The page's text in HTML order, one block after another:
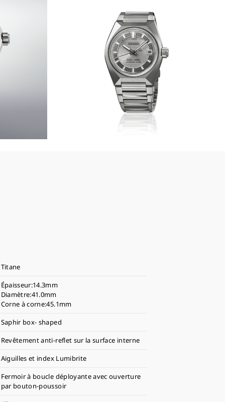
Titane
Épaisseur:14.3mm
Diamètre:41.0mm
Corne à corne:45.1mm
Saphir box- shaped
Revêtement anti-reflet sur la surface interne
Aiguilles et index Lumibrite
Fermoir à boucle déployante avec ouverture
par bouton-poussoir